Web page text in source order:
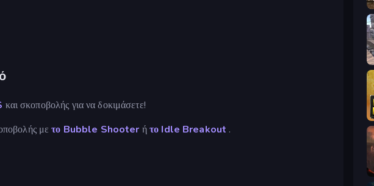
και σκοποβολής για να δοκιμάσετε!
μετο Bubble Shooter ήτο Idle Breakout .